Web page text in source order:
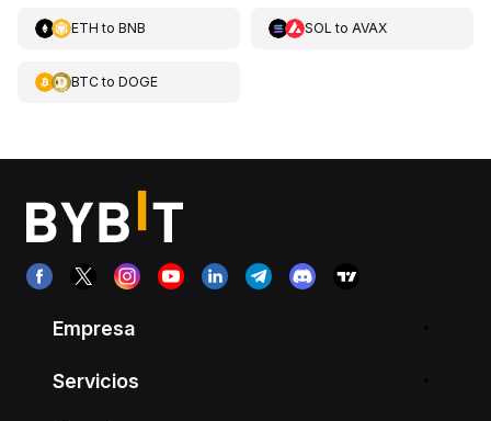
ETH to BNB SOL to AVAX
BTCto DOGE
Empresa
Servicios